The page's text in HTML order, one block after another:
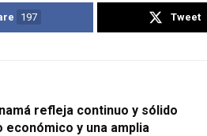
197 Tweet
refleja continuo y sólido
económico y una amplia